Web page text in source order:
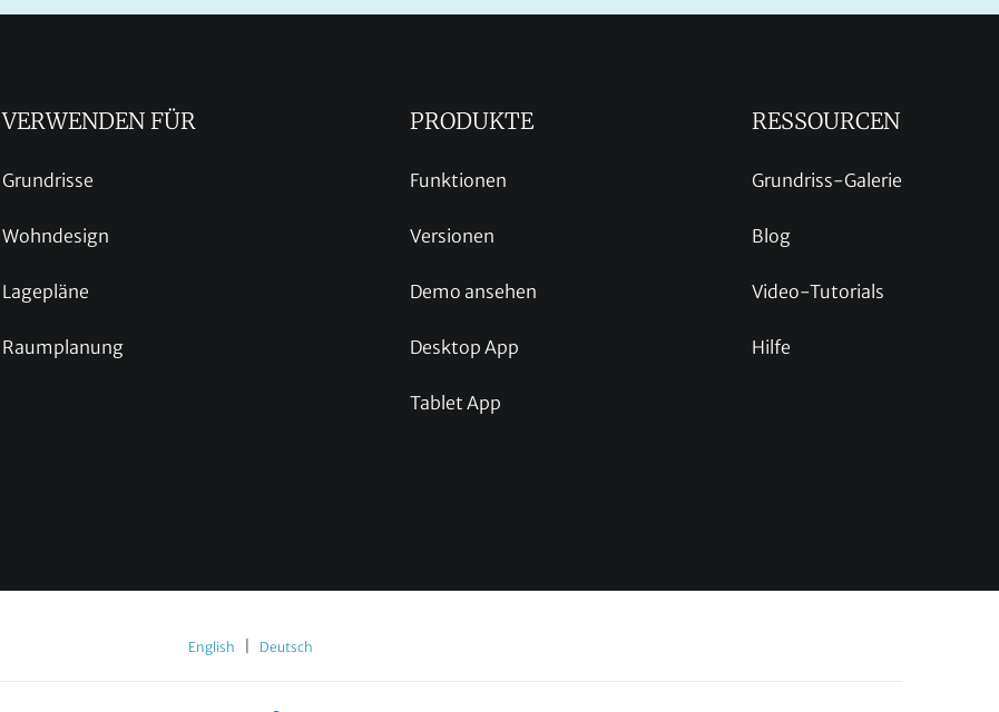
VERWENDEN FÜR
Grundrisse
Wohndesign
Lagepläne
Raumplanung
PRODUKTE
Funktionen
Versionen
Demo ansehen
Desktop App
Tablet App
RESSOURCEN
Grundriss-Galerie
Blog
Video-Tutorials
Hilfe
English Deutsch